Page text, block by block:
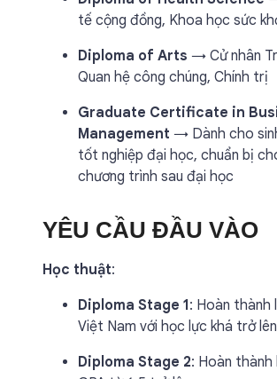
tế cộng đồng, Khoa học sức
Diploma of Arts → Cử nhân
Quan hệ công chúng, Chính trị
Graduate Certificate in
Management → Dành cho
tốt nghiệp đại học, chuẩn bị
chương trình sau đại học
YÊU CẦU ĐẦU VÀO
Học thuật:
Diploma Stage 1: Hoàn thành
Việt Nam với học lực khá trở lên
Diploma Stage 2: Hoàn thành